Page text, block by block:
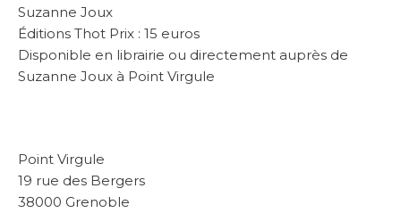
Suzanne Joux
Éditions Thot Prix : 15 euros
Disponible en librairie ou directement auprès de
Suzanne Joux à Point Virgule
Point Virgule
19 rue des Bergers
38000 Grenoble